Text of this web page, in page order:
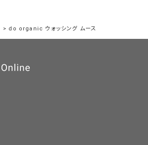
> do organic ウォッシング ムース